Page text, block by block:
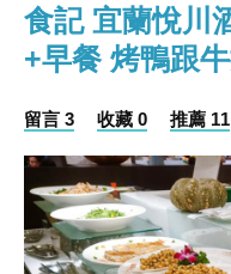
食記 宜蘭悅川
+早餐 烤鴨跟
留言 3 收藏 0 推薦 11